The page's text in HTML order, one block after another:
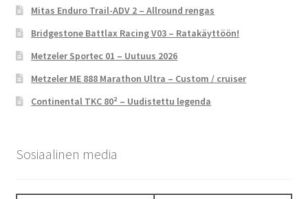
Mitas Enduro Trail-ADV 2 – Allround rengas
Bridgestone Battlax Racing V03 – Ratakäyttöön!
Metzeler Sportec 01 – Uutuus 2026
Metzeler ME 888 Marathon Ultra – Custom / cruiser
Continental TKC 80² – Uudistettu legenda
Sosiaalinen media